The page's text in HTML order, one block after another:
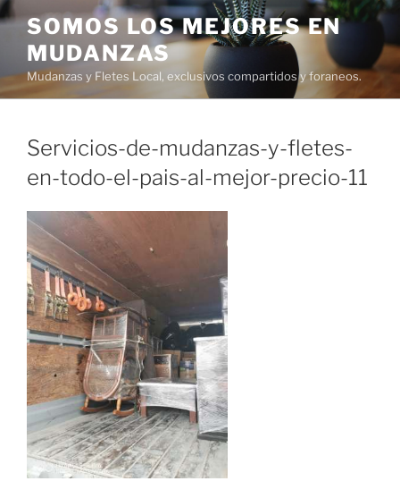
Ir
contenido
SOMOS LOS MEJORES EN
MUDANZAS
Mudanzas y Fletes Local, exclusivos compartidos y foraneos.
Servicios-de-mudanzas-y-fletes-
en-todo-el-pais-al-mejor-precio-11